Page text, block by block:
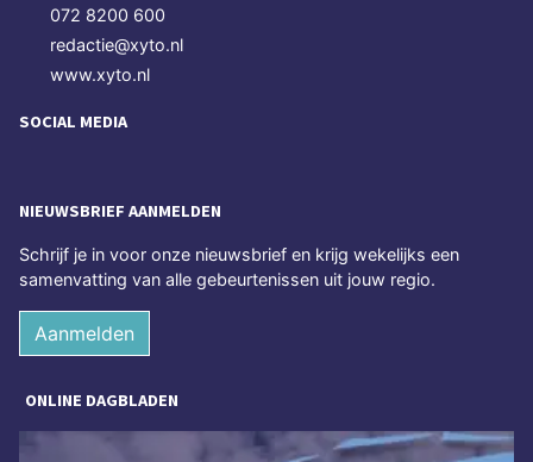
072 8200 600
redactie@xyto.nl
www.xyto.nl
SOCIAL MEDIA
NIEUWSBRIEF AANMELDEN
Schrijf je in voor onze nieuwsbrief en krijg wekelijks een
samenvatting van alle gebeurtenissen uit jouw regio.
Aanmelden
ONLINE DAGBLADEN